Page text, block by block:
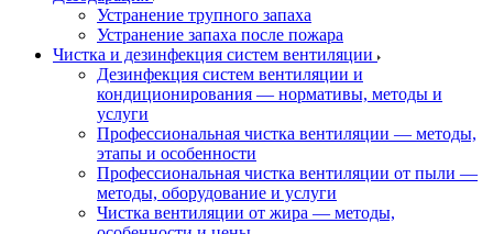
Устранение трупного запаха
Устранение запаха после пожара
Чистка и дезинфекция систем вентиляции
Дезинфекция систем вентиляции и
кондиционирования — нормативы, методы и
услуги
Профессиональная чистка вентиляции — методы,
этапы и особенности
Профессиональная чистка вентиляции от пыли —
методы, оборудование и услуги
Чистка вентиляции от жира — методы,